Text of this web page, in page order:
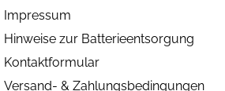
Impressum
Hinweise zur Batterieentsorgung
Kontaktformular
Versand- & Zahlungsbedingungen